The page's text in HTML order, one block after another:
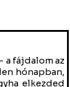
magaddal tovább minden pillanatban. 5. Nem tudom feldolgozni, és ezt mondod például 10-11 hónap elteltével vagy mondod két év elteltével is. Tehát ez a nem tudom feldolgozni egy teljesen rossz idősávban fut, nem a megfelelő idősávban fut, nem azon az idősávban, ami alatt egy veszteséget, egy ekkora, egy életet felborító veszteséget fel lehet dolgozni. Itt ne arra készülj, hogy majd egy év alatt, majd két év alatt feldolgozod, hanem készülj egy ennél sokkal hosszabb folyamatra, akár négy-öt évre is. Annak a tükrében nézzük, hogy hogyan dolgozod föl, milyen segítséget veszel igénybe, mert mondom neked ez maradt akar négy-ötéven, vagy örökre is teljesen feldolgozatlanul. Az idő nem fog ebben segíteni, csak az, hogy mire használod fel az időt. Tehát ez egy teljes tévhit, hogy esetlegesen ezt rövid idő alatt kellene feldolgozni és tévhit az is, hogy semennyi idő nem elég a feldolgozásához. A szűkkeresztmetszet az, hogy milyen segítséget veszel igénybe ehhez